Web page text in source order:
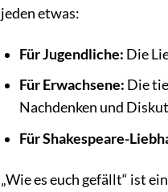
jeden etwas:
Für Jugendliche: Die
Für Erwachsene: Die
Nachdenken und
Für Shakespeare-
„Wie es euch gefällt“ ist